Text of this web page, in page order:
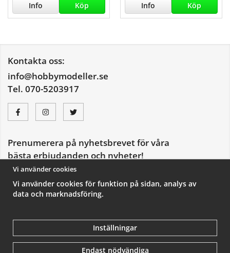
Info Köp Info Köp
Kontakta oss:
info@hobbymodeller.se
Tel. 070-5203917
Prenumerera på nyhetsbrevet för våra
bästa erbjudanden och nyheter!
E-
postadress
De uppgifter du matar in kommer endast användas till våra nyhetsbrev.
Vi använder cookies
Vi använder cookies för funktion på sidan, analys av
data och marknadsföring.
Inställningar
Endast nödvändiga